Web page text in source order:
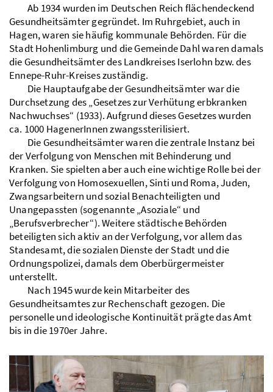
Ab 1934 wurden im Deutschen Reich flächendeckend
Gesundheitsämter gegründet. Im Ruhrgebiet, auch in
Hagen, waren sie häufig kommunale Behörden. Für die
Stadt Hohenlimburg und die Gemeinde Dahl waren damals
die Gesundheitsämter des Landkreises Iserlohn bzw. des
Ennepe-Ruhr-Kreises zuständig.
Die Hauptaufgabe der Gesundheitsämter war die
Durchsetzung des „Gesetzes zur Verhütung erbkranken
Nachwuchses“ (1933). Aufgrund dieses Gesetzes wurden
ca. 1000 HagenerInnen zwangssterilisiert.
Die Gesundheitsämter waren die zentrale Instanz bei
der Verfolgung von Menschen mit Behinderung und
Kranken. Sie spielten aber auch eine wichtige Rolle bei der
Verfolgung von Homosexuellen, Sinti und Roma, Juden,
Zwangsarbeitern und sozial Benachteiligten und
Unangepassten (sogenannte „Asoziale“ und
„Berufsverbrecher“). Weitere städtische Behörden
beteiligten sich aktiv an der Verfolgung, vor allem das
Standesamt, die sozialen Dienste der Stadt und die
Ordnungspolizei, damals dem Oberbürgermeister
unterstellt.
Nach 1945 wurde kein Mitarbeiter des
Gesundheitsamtes zur Rechenschaft gezogen. Die
personelle und ideologische Kontinuität prägte das Amt
bis in die 1970er Jahre.